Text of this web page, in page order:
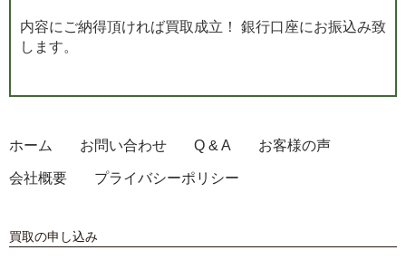
内容にご納得頂ければ買取成立！ 銀行口座にお振込み致
します。
ホーム お問い合わせ Q & A お客様の声
会社概要 プライバシーポリシー
買取の申し込み